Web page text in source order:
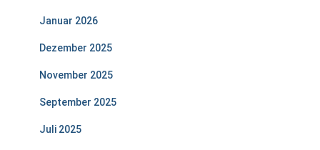
Januar 2026
Dezember 2025
November 2025
September 2025
Juli 2025